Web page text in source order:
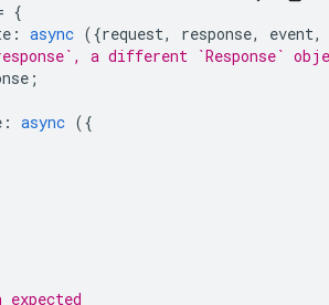
{
: async ({request, response, event,
a different `Response`
;
: async ({